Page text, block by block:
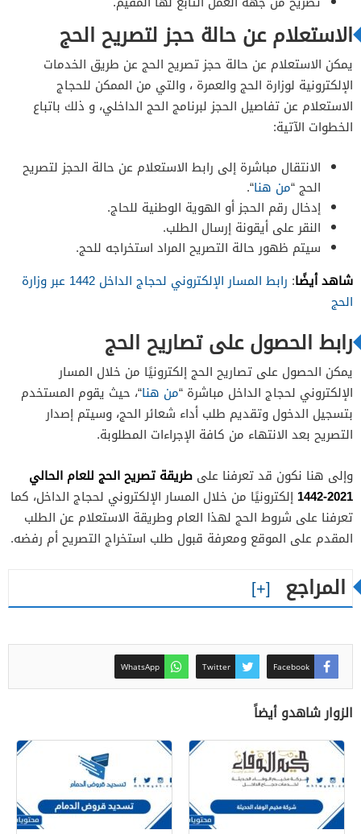
الاستعلام عن حالة حجز لتصريح الحج
يمكن الاستعلام عن حالة حجز تصريح الحج عن طريق الخدمات
الإلكترونية لوزارة الحج والعمرة ، والتي من الممكن للحجاج
الاستعلام عن تفاصيل الحجز لبرنامج الحج الداخلي، و ذلك باتباع
الخطوات الآتية:
الانتقال مباشرة إلى رابط الاستعلام عن حالة الحجز لتصريح
الحج “من هنا“.
إدخال رقم الحجز أو الهوية الوطنية للحاج.
النقر على أيقونة إرسال الطلب.
سيتم ظهور حالة التصريح المراد استخراجه للحج.
شاهد أيضًا:
رابط المسار الإلكتروني لحجاج الداخل 1442 عبر وزارة
الحج
رابط الحصول على تصاريح الحج
يمكن الحصول على تصاريح الحج إلكترونيًا من خلال المسار
الإلكتروني لحجاج الداخل مباشرة “من هنا“، حيث يقوم المستخدم
بتسجيل الدخول وتقديم طلب أداء شعائر الحج، وسيتم إصدار
التصريح بعد الانتهاء من كافة الإجراءات المطلوبة.
وإلى هنا نكون قد تعرفنا على طريقة تصريح الحج للعام الحالي
2021-1442
إلكترونيًا من خلال المسار الإلكتروني لحجاج الداخل، كما
تعرفنا على شروط الحج لهذا العام وطريقة الاستعلام عن الطلب
المقدم على الموقع ومعرفة قبول طلب استخراج التصريح أم رفضه.
المراجع
Facebook
Twitter
WhatsApp
الزوار شاهدو أيضاً